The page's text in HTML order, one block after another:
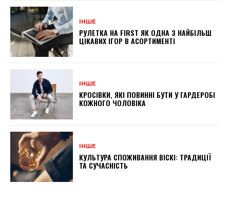
ІНШЕ
РУЛЕТКА НА FIRST ЯК ОДНА З НАЙБІЛЬШ
ЦІКАВИХ ІГОР В АСОРТИМЕНТІ
ІНШЕ
КРОСІВКИ, ЯКІ ПОВИННІ БУТИ У ГАРДЕРОБІ
КОЖНОГО ЧОЛОВІКА
ІНШЕ
КУЛЬТУРА СПОЖИВАННЯ ВІСКІ: ТРАДИЦІЇ
ТА СУЧАСНІСТЬ